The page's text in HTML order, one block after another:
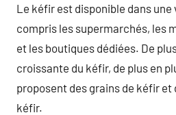
Le kéfir est disponible dans une
compris les supermarchés, les
et les boutiques dédiées. De
croissante du kéfir, de plus en
proposent des grains de kéfir et
kéfir.